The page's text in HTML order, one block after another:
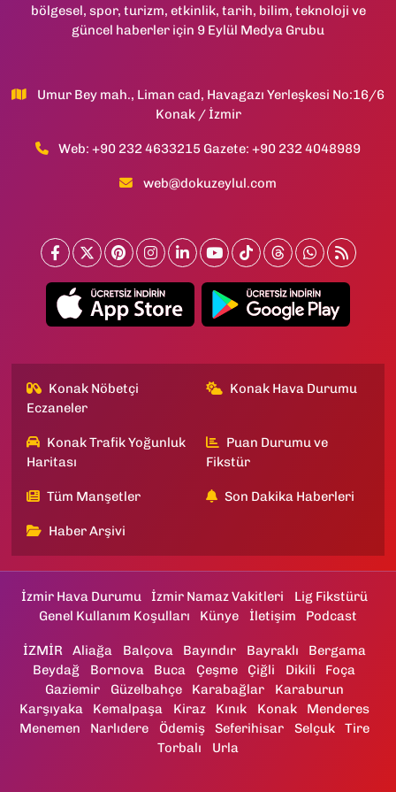
bölgesel, spor, turizm, etkinlik, tarih, bilim, teknoloji ve
güncel haberler için 9 Eylül Medya Grubu
Umur Bey mah., Liman cad, Havagazı Yerleşkesi No:16/6
Konak / İzmir
Web: +90 232 4633215 Gazete: +90 232 4048989
web@dokuzeylul.com
Konak Nöbetçi
Eczaneler
Konak Hava Durumu
Konak Trafik Yoğunluk
Haritası
Puan Durumu ve
Fikstür
Tüm Manşetler Son Dakika Haberleri
Haber Arşivi
İzmir Hava Durumu İzmir Namaz Vakitleri
Lig Fikstürü
Genel Kullanım Koşulları
Künye İletişim Podcast
İZMİR Aliağa Balçova Bayındır Bayraklı
Bergama
Beydağ
Bornova Buca Çeşme Çiğli Dikili
Foça
Gaziemir
Güzelbahçe Karabağlar
Karaburun
Karşıyaka
Kemalpaşa Kiraz Kınık Konak
Menderes
Menemen
Narlıdere Ödemiş Seferihisar Selçuk
Tire
Torbalı
Urla